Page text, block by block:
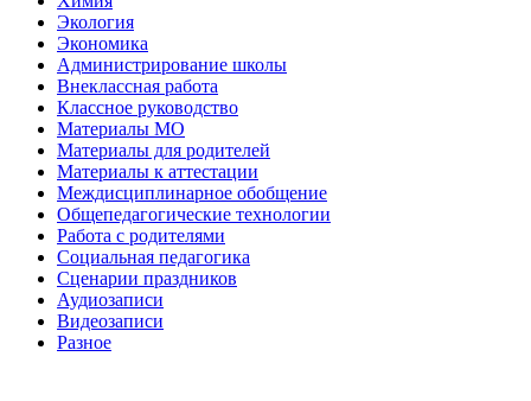
Экология
Экономика
Администрирование школы
Внеклассная работа
Классное руководство
Материалы МО
Материалы для родителей
Материалы к аттестации
Междисциплинарное обобщение
Общепедагогические технологии
Работа с родителями
Социальная педагогика
Сценарии праздников
Аудиозаписи
Видеозаписи
Разное